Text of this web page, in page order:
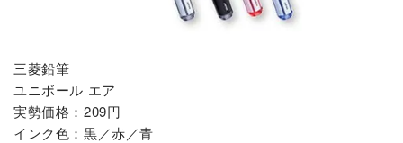
三菱鉛筆
ユニボール エア
実勢価格：209円
インク色：黒／赤／青